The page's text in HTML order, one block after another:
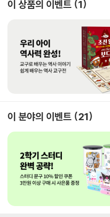
이 상품의 이벤트 1
이 분야의 이벤트 21